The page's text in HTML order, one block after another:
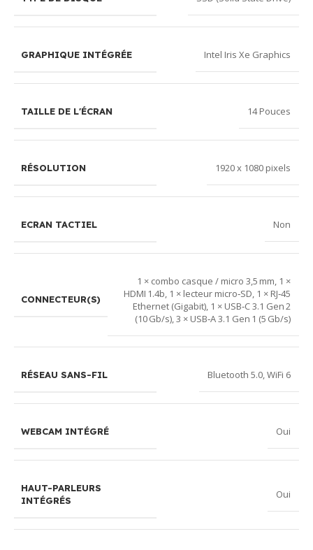
est disponible
à toutes vos
!
GRAPHIQUE INTÉGRÉE Intel Iris Xe Graphics
TAILLE DE L'ÉCRAN 14 Pouces
RÉSOLUTION 1920 x 1080 pixels
ECRAN TACTIEL Non
CONNECTEUR(S)
1 × combo casque / micro 3,5 mm, 1 ×
HDMI 1.4b, 1 × lecteur micro‑SD, 1 × RJ‑45
Ethernet (Gigabit), 1 × USB‑C 3.1 Gen 2
(10 Gb/s),3 × USB‑A 3.1 Gen 1 (5 Gb/s)
RÉSEAU SANS-FIL Bluetooth 5.0,WiFi 6
WEBCAM INTÉGRÉ Oui
HAUT-PARLEURS
INTÉGRÉS
Oui